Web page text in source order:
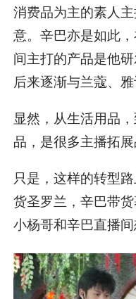
消费品为主的素人
意。辛巴亦是如此
间主打的产品是他研
后来逐渐与兰蔻、
显然，从生活用品
品，是很多主播拓展
只是，这样的转型
货圣罗兰，辛巴带
小杨哥和辛巴直播间